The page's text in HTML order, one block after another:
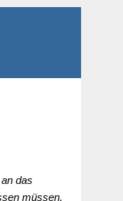
das
müssen,